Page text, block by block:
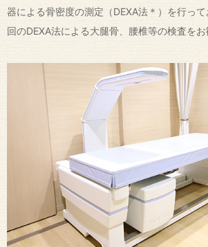
器による骨密度の測定（DEXA法＊）を行っ
回のDEXA法による大腿骨、腰椎等の検査をお